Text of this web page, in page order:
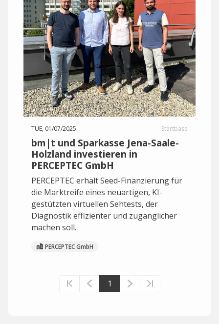
TUE, 01/07/2025 Startbase
bm|t und Sparkasse Jena-Saale-
Holzland investieren in
PERCEPTEC GmbH
PERCEPTEC erhält Seed-Finanzierung für
die Marktreife eines neuartigen, KI-
gestützten virtuellen Sehtests, der
Diagnostik effizienter und zugänglicher
machen soll.
PERCEPTEC GmbH
1